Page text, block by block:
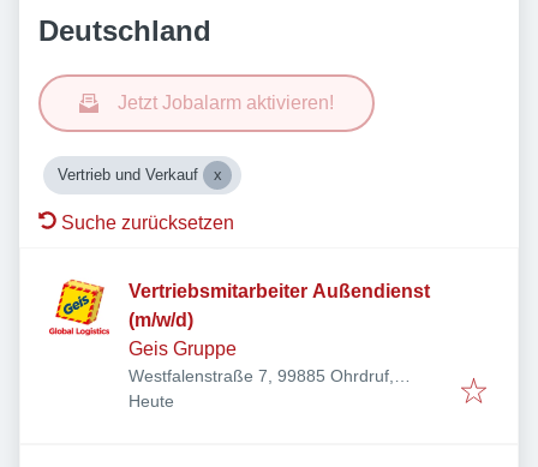
Deutschland
Jetzt Jobalarm aktivieren!
Vertrieb und Verkauf
Suche zurücksetzen
Vertriebsmitarbeiter Außendienst
(m/w/d)
Geis Gruppe
Westfalenstraße 7, 99885 Ohrdruf,
Deutschland
Veröffentlicht
Heute